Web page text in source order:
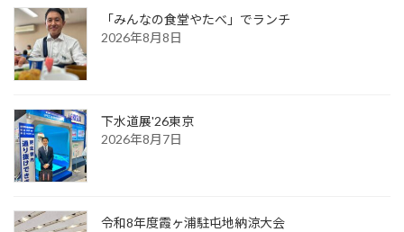
「みんなの食堂やたべ」でランチ
2026年8月8日
下水道展'26東京
2026年8月7日
令和8年度霞ヶ浦駐屯地納涼大会